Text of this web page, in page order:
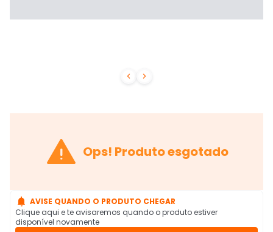
 
 Ops! Produto esgotado
 AVISE QUANDO O PRODUTO CHEGAR
Clique aqui e te avisaremos quando o produto estiver
disponível novamente